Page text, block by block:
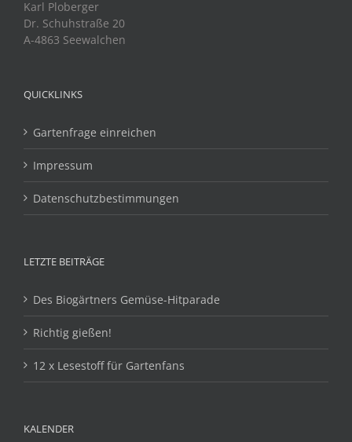
Karl Ploberger
Dr. Schuhstraße 20
A-4863 Seewalchen
QUICKLINKS
Gartenfrage einreichen
Impressum
Datenschutzbestimmungen
LETZTE BEITRÄGE
Des Biogärtners Gemüse-Hitparade
Richtig gießen!
12 x Lesestoff für Gartenfans
KALENDER